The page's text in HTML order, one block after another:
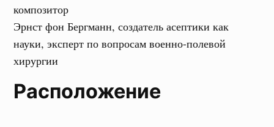
композитор
Эрнст фон Бергманн, создатель асептики как
науки, эксперт по вопросам военно-полевой
хирургии
Расположение